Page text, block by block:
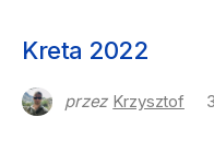
Kreta 2022
przez Krzysztof